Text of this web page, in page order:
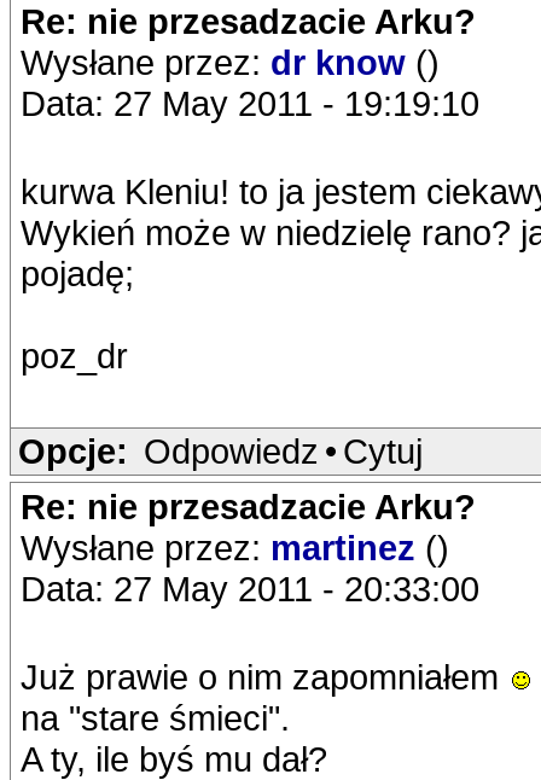
Re: nie przesadzacie Arku?
Wysłane przez: dr know ()
Data: 27 May 2011 - 19:19:10
kurwa Kleniu! to ja jestem
Wykień może w niedzielę rano?
pojadę;
poz_dr
Opcje: Odpowiedz • Cytuj
Re: nie przesadzacie Arku?
Wysłane przez: martinez ()
Data: 27 May 2011 - 20:33:00
Już prawie o nim zapomniałem
na "stare śmieci".
A ty, ile byś mu dał?